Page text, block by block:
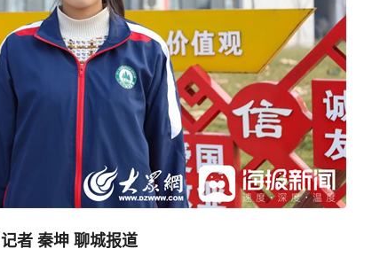
者 秦坤 聊城报道